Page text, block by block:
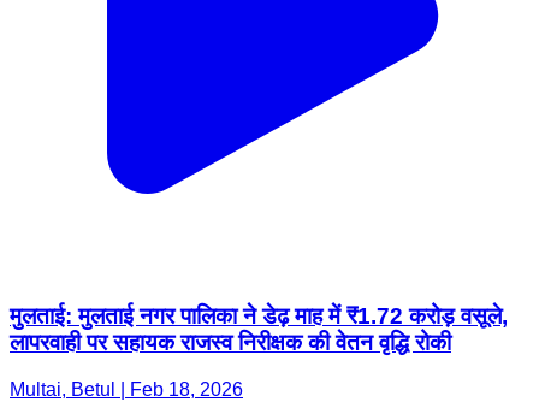
मुलताई: मुलताई नगर पालिका ने डेढ़ माह में ₹1.72 करोड़ वसूले,
लापरवाही पर सहायक राजस्व निरीक्षक की वेतन वृद्धि रोकी
Multai, Betul | Feb 18, 2026